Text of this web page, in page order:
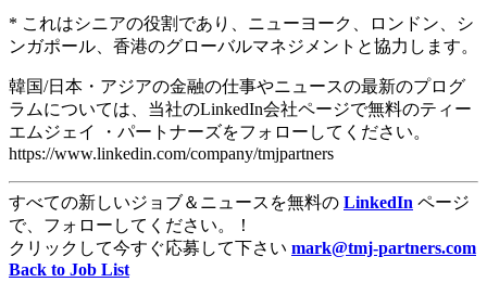
* これはシニアの役割であり、ニューヨーク、ロンドン、シ
ンガポール、香港のグローバルマネジメントと協力します。
韓国/日本・アジアの金融の仕事やニュースの最新のプログ
ラムについては、当社のLinkedIn会社ページで無料のティー
エムジェイ ・パートナーズをフォローしてください。
https://www.linkedin.com/company/tmjpartners
すべての新しいジョブ＆ニュースを無料の LinkedIn ページ
で、フォローしてください。！
クリックして今すぐ応募して下さい mark@tmj-partners.com
Back to Job List